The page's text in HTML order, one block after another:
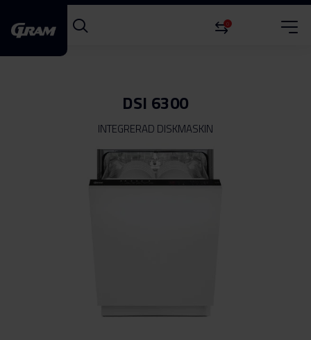
0
DSI 6300
INTEGRERAD DISKMASKIN